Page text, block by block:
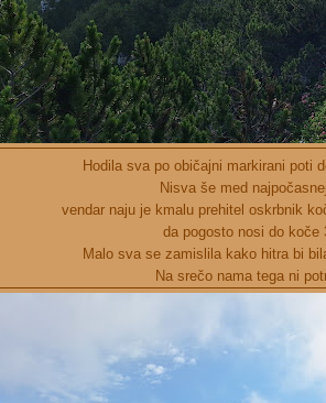
Hodila sva po običajni markirani poti
Nisva še med
vendar naju je kmalu prehitel oskrbnik
da pogosto nosi do koče
Malo sva se zamislila kako hitra bi
Na srečo nama tega ni